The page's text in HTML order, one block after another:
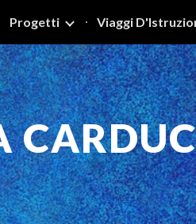
Skip to navigation
Progetti Viaggi